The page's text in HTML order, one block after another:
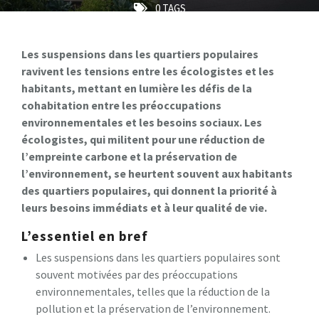
0 TAGS
Les suspensions dans les quartiers populaires
ravivent les tensions entre les écologistes et les
habitants, mettant en lumière les défis de la
cohabitation entre les préoccupations
environnementales et les besoins sociaux. Les
écologistes, qui militent pour une réduction de
l’empreinte carbone et la préservation de
l’environnement, se heurtent souvent aux habitants
des quartiers populaires, qui donnent la priorité à
leurs besoins immédiats et à leur qualité de vie.
L’essentiel en bref
Les suspensions dans les quartiers populaires sont
souvent motivées par des préoccupations
environnementales, telles que la réduction de la
pollution et la préservation de l’environnement.